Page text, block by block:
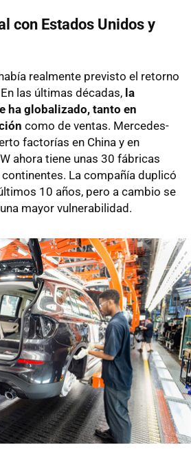
con Estados Unidos y
realmente previsto el retorno
las últimas décadas, la
ha globalizado, tanto en
como de ventas. Mercedes-
factorías en China y en
ahora tiene unas 30 fábricas
La compañía duplicó
10 años, pero a cambio se
mayor vulnerabilidad.